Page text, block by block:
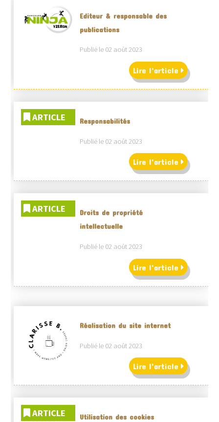
Editeur & responsable des
publications
Publié le 02 août 2023
Lire l'article
ARTICLE Responsabilités
Publié le 02 août 2023
Lire l'article
ARTICLE
Droits de propriété
intellectuelle
Publié le 02 août 2023
Lire l'article
Réalisation du site internet
Publié le 02 août 2023
Lire l'article
ARTICLE Utilisation des cookies